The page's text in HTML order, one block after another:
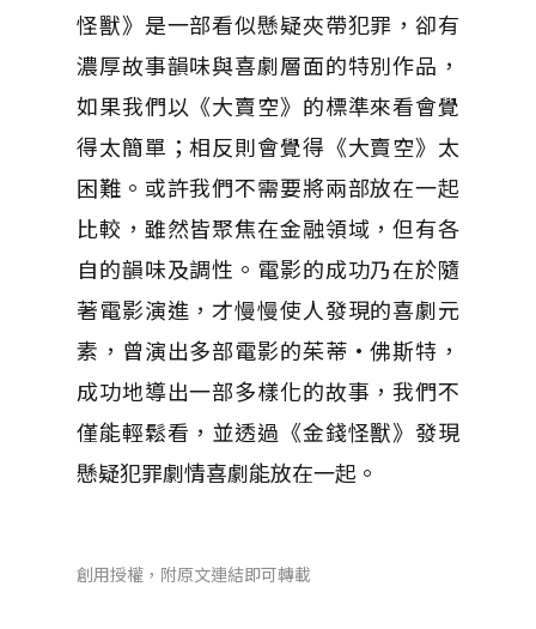
怪獸》是一部看似懸疑夾帶犯罪，卻有
濃厚故事韻味與喜劇層面的特別作品，
如果我們以《大賣空》的標準來看會覺
得太簡單；相反則會覺得《大賣空》太
困難。或許我們不需要將兩部放在一起
比較，雖然皆聚焦在金融領域，但有各
自的韻味及調性。電影的成功乃在於隨
著電影演進，才慢慢使人發現的喜劇元
素，曾演出多部電影的茱蒂·佛斯特，
成功地導出一部多樣化的故事，我們不
僅能輕鬆看，並透過《金錢怪獸》發現
懸疑犯罪劇情喜劇能放在一起。
創用授權，附原文連結即可轉載